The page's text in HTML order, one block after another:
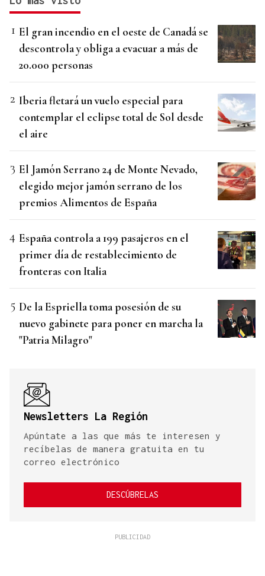
El gran incendio en el oeste de Canadá se
descontrola y obliga a evacuar a más de
20.000 personas
Iberia fletará un vuelo especial para
contemplar el eclipse total de Sol desde
el aire
El Jamón Serrano 24 de Monte Nevado,
elegido mejor jamón serrano de los
premios Alimentos de España
España controla a 199 pasajeros en el
primer día de restablecimiento de
fronteras con Italia
De la Espriella toma posesión de su
nuevo gabinete para poner en marcha la
"Patria Milagro"
Newsletters La Región
Apúntate a las que más te interesen y
recíbelas de manera gratuita en tu
correo electrónico
DESCÚBRELAS